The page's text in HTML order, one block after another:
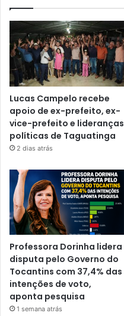
Lucas Campelo recebe
apoio de ex-prefeito, ex-
vice-prefeito e lideranças
políticas de Taguatinga
2 dias atrás
Professora Dorinha lidera
disputa pelo Governo do
Tocantins com 37,4% das
intenções de voto,
aponta pesquisa
1 semana atrás